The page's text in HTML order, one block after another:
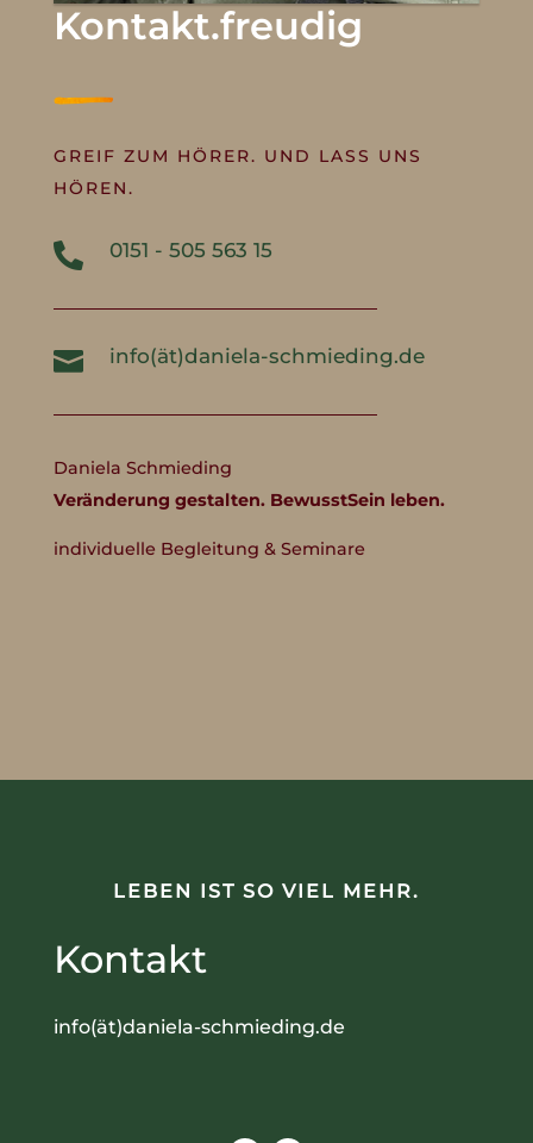
Kontakt.freudig
GREIF ZUM HÖRER. UND LASS UNS
HÖREN.
 0151 - 505 563 15
 info(ät)daniela-schmieding.de
Daniela Schmieding
Veränderung gestalten. BewusstSein leben.
individuelle Begleitung & Seminare
LEBEN IST SO VIEL MEHR.
Kontakt
info(ät)daniela-schmieding.de